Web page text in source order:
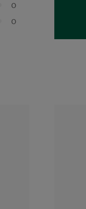
0
0